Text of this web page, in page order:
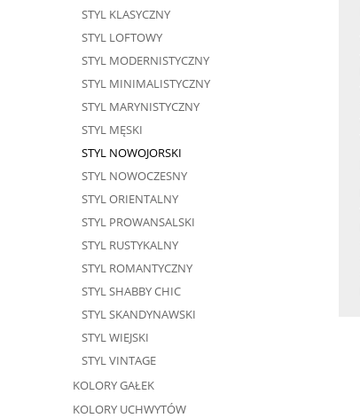
STYL KLASYCZNY
STYL LOFTOWY
STYL MODERNISTYCZNY
STYL MINIMALISTYCZNY
STYL MARYNISTYCZNY
STYL MĘSKI
STYL NOWOJORSKI
STYL NOWOCZESNY
STYL ORIENTALNY
STYL PROWANSALSKI
STYL RUSTYKALNY
STYL ROMANTYCZNY
STYL SHABBY CHIC
STYL SKANDYNAWSKI
STYL WIEJSKI
STYL VINTAGE
KOLORY GAŁEK
KOLORY UCHWYTÓW